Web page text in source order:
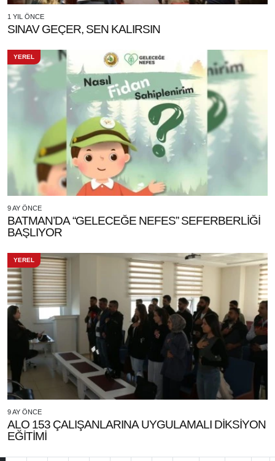
1 YIL ÖNCE
SINAV GEÇER, SEN KALIRSIN
YEREL
9 AY ÖNCE
BATMAN’DA “GELECEĞE NEFES” SEFERBERLİĞİ
BAŞLIYOR
YEREL
9 AY ÖNCE
ALO 153 ÇALIŞANLARINA UYGULAMALI DİKSİYON
EĞİTİMİ